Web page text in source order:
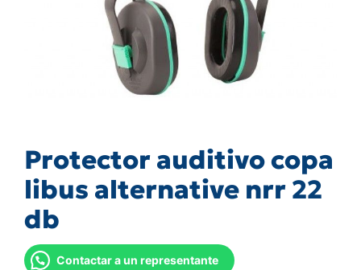
Protector auditivo copa
libus alternative nrr 22
db
Contactar a un representante